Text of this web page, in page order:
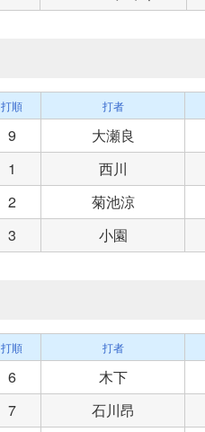
打順 打者
9
大瀬良
1
西川
2
菊池涼
3 小園
打順 打者
6
木下
7
石川昂